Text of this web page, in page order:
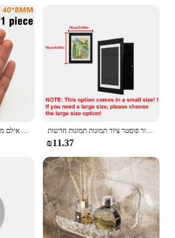
Vase is designed to withstand
robust construction ensures that
elements, making it a reliable
and outdoor use. The vase's
also makes it easy to clean and
that your plants stay healthy and
pristine. Whether you're a
or a casual plant enthusiast, this
reliable companion that will stand
use.
דלת ידית קיר מגן ברור רך גומי דלת פקק דלת ידית פגוש אילם מדבקות קיר מגן צעיף כרית מגן Plug אמנות ילדים מסגרות מגנטיות חזית פתוחה תצוגה להחלפה תפאורה הבית ילדים מסגרות עבור פוסטר ציור תמונות תמונות חדשות
₪11.37